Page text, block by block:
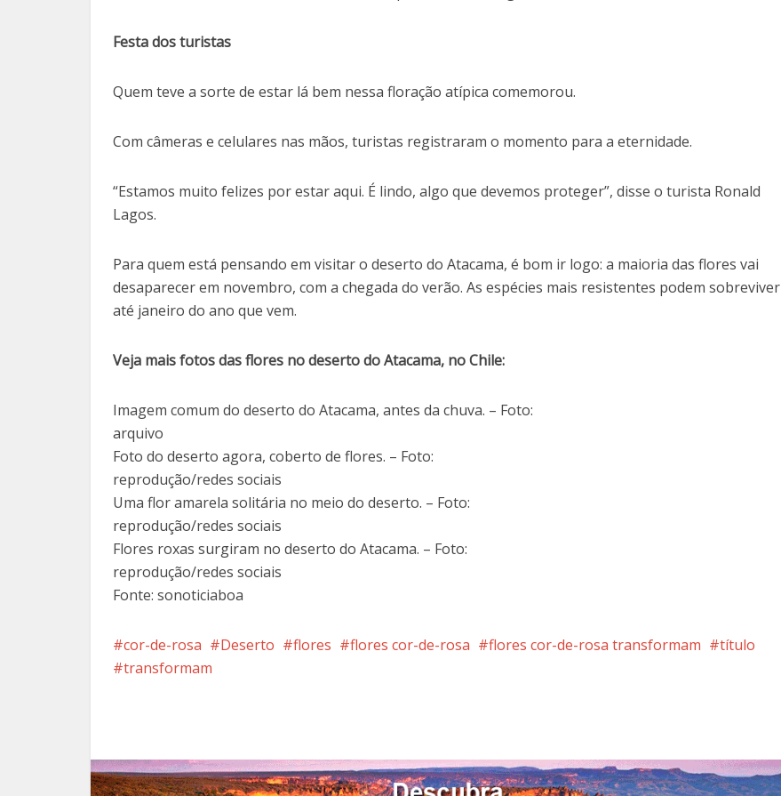
Festa dos turistas
Quem teve a sorte de estar lá bem nessa floração atípica comemorou.
Com câmeras e celulares nas mãos, turistas registraram o momento para a eternidade.
“Estamos muito felizes por estar aqui. É lindo, algo que devemos proteger”, disse o turista Ronald
Lagos.
Para quem está pensando em visitar o deserto do Atacama, é bom ir logo: a maioria das flores vai
desaparecer em novembro, com a chegada do verão. As espécies mais resistentes podem sobreviver
até janeiro do ano que vem.
Veja mais fotos das flores no deserto do Atacama, no Chile:
Imagem comum do deserto do Atacama, antes da chuva. – Foto:
arquivo
Foto do deserto agora, coberto de flores. – Foto:
reprodução/redes sociais
Uma flor amarela solitária no meio do deserto. – Foto:
reprodução/redes sociais
Flores roxas surgiram no deserto do Atacama. – Foto:
reprodução/redes sociais
Fonte: sonoticiaboa
cor-de-rosa Deserto flores flores cor-de-rosa flores cor-de-rosa transformam
título
transformam